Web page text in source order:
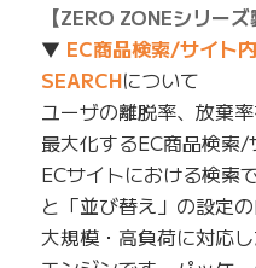
【ZERO ZONEシリーズ
▼ EC商品検索/サイト
SEARCHについて
ユーザの離脱率、放棄
最大化するEC商品検索/
ECサイトにおける検索
と「並び替え」の設定
大規模・高負荷に対応